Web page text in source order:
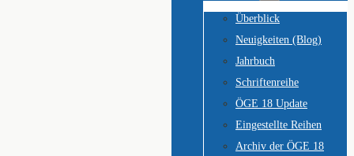
Überblick
Neuigkeiten (Blog)
Jahrbuch
Schriftenreihe
ÖGE 18 Update
Eingestellte Reihen
Archiv der ÖGE 18